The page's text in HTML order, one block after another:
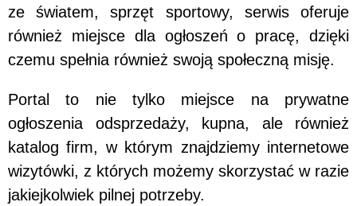
ze światem, sprzęt sportowy, serwis oferuje
również miejsce dla ogłoszeń o pracę, dzięki
czemu spełnia również swoją społeczną misję.
Portal to nie tylko miejsce na prywatne
ogłoszenia odsprzedaży, kupna, ale również
katalog firm, w którym znajdziemy internetowe
wizytówki, z których możemy skorzystać w razie
jakiejkolwiek pilnej potrzeby.